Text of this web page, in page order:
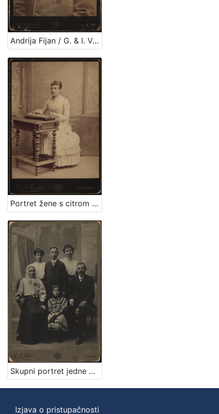
Andrija Fijan / G. & I. Varga
Portret žene s citrom / G. & I. Varga
Skupni portret jedne obitelji / S. Weinrich
Izjava o pristupačnosti